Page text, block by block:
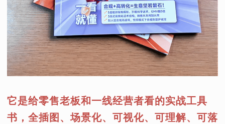
它是给零售老板和一线经营者看的实战工具
书，全插图、场景化、可视化、可理解、可落